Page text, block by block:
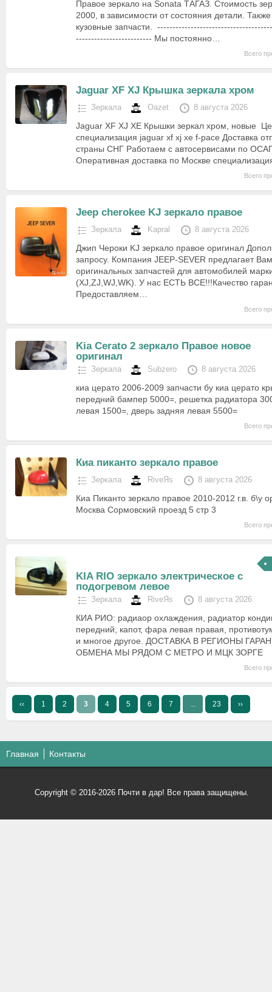
Правое зеркало на Sonata ТАГАЗ. Стоимость
2000, в зависимости от состояния детали. Также
кузовные запчасти.
------------------------- Мы постоянно…
Всего
Jaguar XF XJ Крышка зеркала хром
Зеркала Oazet 8 августа 2026
Jaguar XF XJ XE Крышки зеркал хром, новые
специализация jaguar xf xj xe f-pace Доставка
страны СНГ Работаем с автосервисами по
Оперативная доставка по Москве
Всего
Jeep cherokee KJ зеркало правое
Зеркала Kapral 8 августа 2026
Джип Чероки KJ зеркало правое оригинал
запросу. Компания JEEP-SEVER предлагает
оригинальных запчастей для автомобилей
(XJ,ZJ,WJ,WK). У нас ЕСТЬ ВСЕ!!!Качество
Предоставляем…
Всего
Kia Cerato 2 зеркало Правое новое
оригинал
Зеркала Subzero 8 августа 2026
киа церато 2006-2009 запчасти бу киа церато
передний бампер 5000=, решетка радиатора
левая 1500=, дверь задняя левая 5500=
Всего
Киа пиканто зеркало правое
Зеркала RiveЯs 8 августа 2026
Киа Пиканто зеркало правое 2010-2012 г.в. б\у
Москва Сормовский проезд 5 стр 3
Всего
KIA RIO зеркало электрическое с
подогревом левое
Зеркала RiveЯs 8 августа 2026
КИА РИО: радиаор охлаждения, радиатор
передний, капот, фара левая правая,
и многое другое. ДОСТАВКА В РЕГИОНЫ
ОБМЕНА МЫ РЯДОМ С МЕТРО И МЦК ЗОРГЕ
Всего
‹‹ 1 2 3 4 5 6 7 ... 23 ››
Главная Контакты
Copyright © 2016-2026 Почти в дар! Все права защищены.